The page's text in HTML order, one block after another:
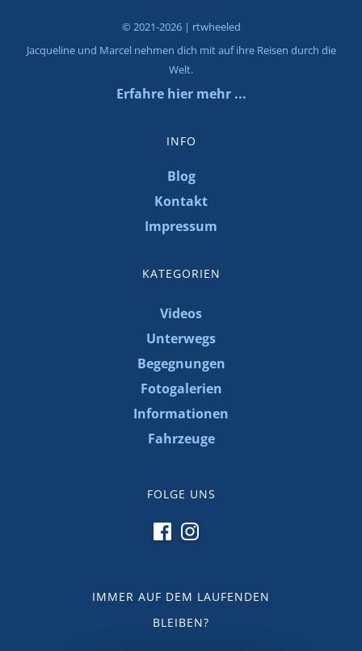
© 2021-2026 | rtwheeled
Jacqueline und Marcel nehmen dich mit auf ihre Reisen durch die
Welt.
Erfahre hier mehr ...
INFO
Blog
Kontakt
Impressum
KATEGORIEN
Videos
Unterwegs
Begegnungen
Fotogalerien
Informationen
Fahrzeuge
FOLGE UNS
IMMER AUF DEM LAUFENDEN
BLEIBEN?